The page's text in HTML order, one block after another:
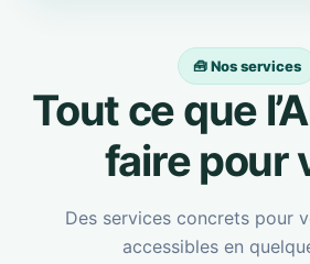
🧰 Nos services
Tout ce que
faire pour
Des services concrets pour
accessibles en